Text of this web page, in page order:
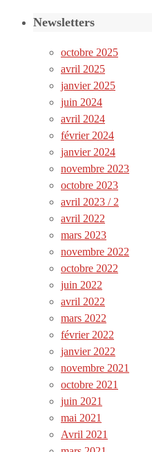
Newsletters
octobre 2025
avril 2025
janvier 2025
juin 2024
avril 2024
février 2024
janvier 2024
novembre 2023
octobre 2023
avril 2023 / 2
avril 2022
mars 2023
novembre 2022
octobre 2022
juin 2022
avril 2022
mars 2022
février 2022
janvier 2022
novembre 2021
octobre 2021
juin 2021
mai 2021
Avril 2021